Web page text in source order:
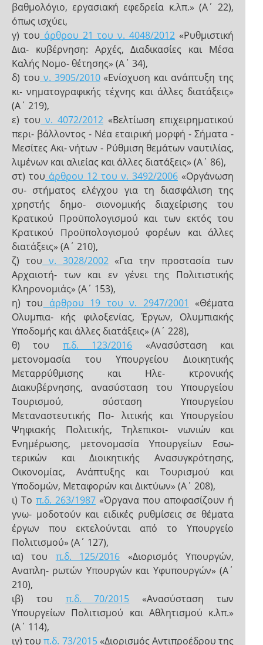
βαθμολόγιο, εργασιακή εφεδρεία κ.λπ.» (Α΄ 22),
όπως ισχύει,
γ) του άρθρου 21 του ν. 4048/2012 «Ρυθμιστική
Δια- κυβέρνηση: Αρχές, Διαδικασίες και Μέσα
Καλής Νομο- θέτησης» (Α΄ 34),
δ) του ν. 3905/2010«Ενίσχυση και ανάπτυξη της
κι- νηματογραφικής τέχνης και άλλες διατάξεις»
(Α΄ 219),
ε) του ν. 4072/2012 «Βελτίωση επιχειρηματικού
περι- βάλλοντος - Νέα εταιρική μορφή - Σήματα -
Μεσίτες Ακι- νήτων - Ρύθμιση θεμάτων ναυτιλίας,
λιμένων και αλιείας και άλλες διατάξεις» (Α΄ 86),
στ) του άρθρου 12 του ν. 3492/2006 «Οργάνωση
συ- στήματος ελέγχου για τη διασφάλιση της
χρηστής δημο- σιονομικής διαχείρισης του
Κρατικού Προϋπολογισμού και των εκτός του
Κρατικού Προϋπολογισμού φορέων και άλλες
διατάξεις» (Α΄ 210),
ζ) του ν. 3028/2002«Για την προστασία των
Αρχαιοτή- των και εν γένει της Πολιτιστικής
Κληρονομιάς» (Α΄ 153),
η) του άρθρου 19 του ν. 2947/2001
«Θέματα
Ολυμπια- κής φιλοξενίας, Έργων, Ολυμπιακής
Υποδομής και άλλες διατάξεις» (Α΄ 228),
θ) του π.δ. 123/2016 «Ανασύσταση και
μετονομασία του Υπουργείου Διοικητικής
Μεταρρύθμισης και Ηλε- κτρονικής
Διακυβέρνησης, ανασύσταση του Υπουργείου
Τουρισμού, σύσταση Υπουργείου
Μεταναστευτικής Πο- λιτικής και Υπουργείου
Ψηφιακής Πολιτικής, Τηλεπικοι- νωνιών και
Ενημέρωσης, μετονομασία Υπουργείων Εσω-
τερικών και Διοικητικής Ανασυγκρότησης,
Οικονομίας, Ανάπτυξης και Τουρισμού και
Υποδομών, Μεταφορών και Δικτύων» (Α΄ 208),
ι) Το π.δ. 263/1987 «Όργανα που αποφασίζουν ή
γνω- μοδοτούν και ειδικές ρυθμίσεις σε θέματα
έργων που εκτελούνται από το Υπουργείο
Πολιτισμού» (Α΄ 127),
ια) του π.δ. 125/2016 «Διορισμός Υπουργών,
Αναπλη- ρωτών Υπουργών και Υφυπουργών» (Α΄
210),
ιβ) του π.δ. 70/2015 «Ανασύσταση των
Υπουργείων Πολιτισμού και Αθλητισμού κ.λπ.»
(Α΄ 114),
ιγ) τουπ.δ. 73/2015«Διορισμός Αντιπροέδρου της